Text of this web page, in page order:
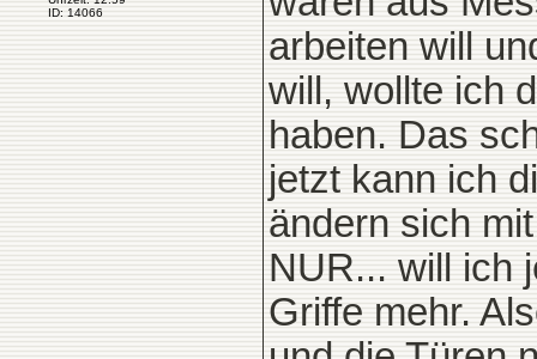
ID: 14066
arbeiten will
will, wollte ich
haben. Das
jetzt kann ich
ändern sich
NUR... will ich
Griffe mehr.